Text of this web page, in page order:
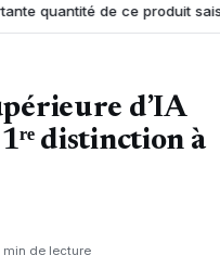
de ce produit saisie à
d’IA
distinction à
min de lecture